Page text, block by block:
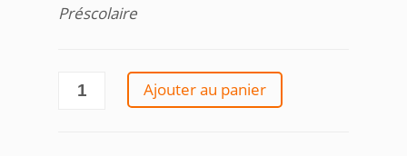
Préscolaire
quantité
Ajouter au panier